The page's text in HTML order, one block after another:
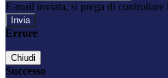
E-mail inviata, si prega di controllare
Errore
Chiudi
Successo